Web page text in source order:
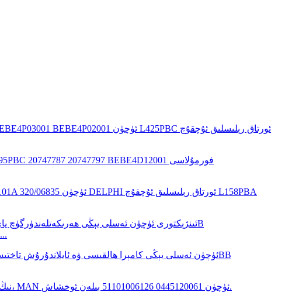
DELHI ئەسلى يېڭى ھەرىكەتلەندۈرگۈچ ...